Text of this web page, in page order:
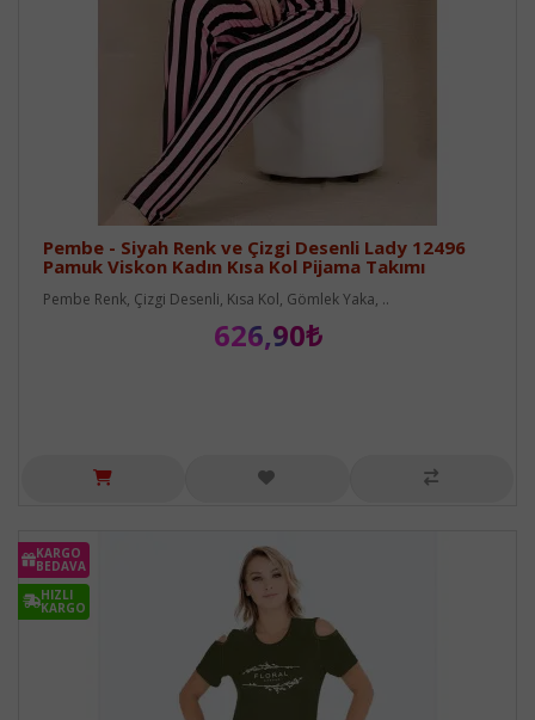
Pembe - Siyah Renk ve Çizgi Desenli Lady 12496
Pamuk Viskon Kadın Kısa Kol Pijama Takımı
Pembe Renk, Çizgi Desenli, Kısa Kol, Gömlek Yaka, ..
626,90₺
KARGO
BEDAVA
HIZLI
KARGO